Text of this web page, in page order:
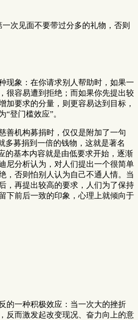
次见面不要带过分多的礼物，否则
现象：在你请求别人帮助时，如果一
很容易遭到拒绝；而如果你先提出较
加要求的分量，则更容易达到目标，
“登门槛效应”。
善机构募捐时，仅仅是附加了一句
多募捐到一倍的钱物，这就是著名
的基本内容就是由低要求开始，逐渐
尼分析认为，对人们提出一个很简单
，否则怕别人认为自己不通人情。当
，再提出较高的要求，人们为了保持
下前后一致的印象，心理上就倾向于
的一种积极效应：当一次大的挫折
反而激发起改变现况、奋力向上的意